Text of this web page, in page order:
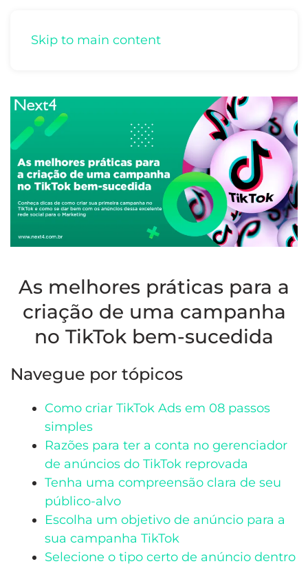
Skip to main content
As melhores práticas para a
criação de uma campanha
no TikTok bem-sucedida
Navegue por tópicos
Como criar TikTok Ads em 08 passos
simples
Razões para ter a conta no gerenciador
de anúncios do TikTok reprovada
Tenha uma compreensão clara de seu
público-alvo
Escolha um objetivo de anúncio para a
sua campanha TikTok
Selecione o tipo certo de anúncio dentro